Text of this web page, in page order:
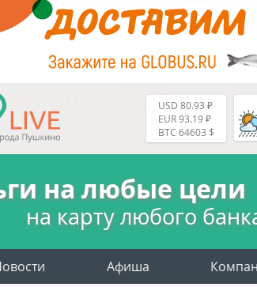
USD 80.93 ₽
EUR 93.19 ₽
BTC 64603 $
на любые цели
на карту любого
Афиша